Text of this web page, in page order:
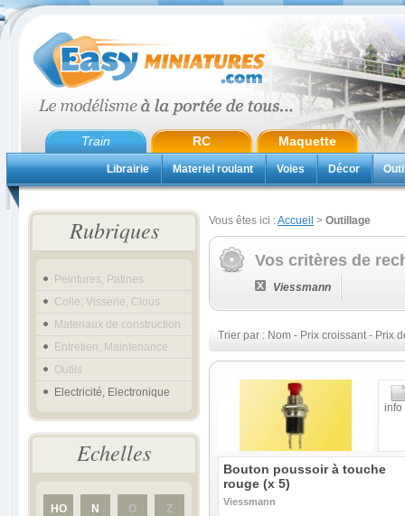
Train RC Maquette
Librairie Materiel roulant Voies Décor
Rubriques
Peintures, Patines
Colle, Visserie, Clous
Materiaux de construction
Entretien, Maintenance
Outils
Electricité, Electronique
Echelles
HO N O Z
Vous êtes ici :Accueil > Outillage
Vos critères de
Viessmann
Trier par : Nom - Prix croissant- Prix
info
Bouton poussoir à touche
rouge (x 5)
Viessmann